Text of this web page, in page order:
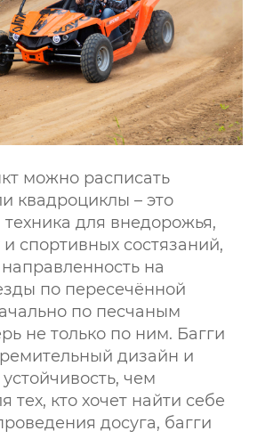
можно расписать
квадроциклы – это
для внедорожья,
спортивных состязаний,
на
по пересечённой
по песчаным
не только по ним. Багги
дизайн и
чем
тех, кто хочет найти себе
досуга, багги